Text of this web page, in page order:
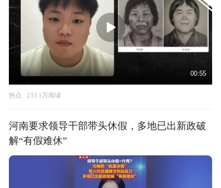
00:55
热点 233.1万阅读
河南要求领导干部带头休假，多地已出新政破
解“有假难休”